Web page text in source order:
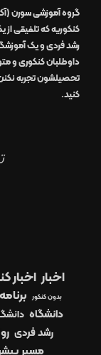
گروه آموزشی سورن
کنکوریه که تلفیقی از
رشدفردیو یک
داوطلبان کنکوری و
تحصیلشون تجربه
کنید.
اخبار اخبار
بدون کنکور
دانشگاه
رشد فردی
مسیر